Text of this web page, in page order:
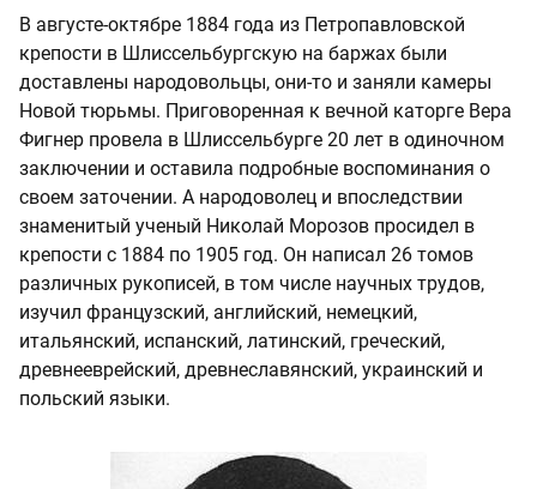
В августе-октябре 1884 года из Петропавловской
крепости в Шлиссельбургскую на баржах были
доставлены народовольцы, они-то и заняли камеры
Новой тюрьмы. Приговоренная к вечной каторге Вера
Фигнер провела в Шлиссельбурге 20 лет в одиночном
заключении и оставила подробные воспоминания о
своем заточении. А народоволец и впоследствии
знаменитый ученый Николай Морозов просидел в
крепости с 1884 по 1905 год. Он написал 26 томов
различных рукописей, в том числе научных трудов,
изучил французский, английский, немецкий,
итальянский, испанский, латинский, греческий,
древнееврейский, древнеславянский, украинский и
польский языки.